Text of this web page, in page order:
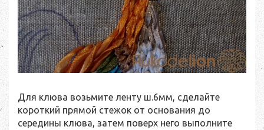
Для клюва возьмите ленту ш.6мм, сделайте
короткий прямой стежок от основания до
середины клюва, затем поверх него выполните